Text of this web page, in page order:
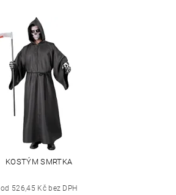
KOSTÝM SMRTKA
od 526,45 Kč bez DPH